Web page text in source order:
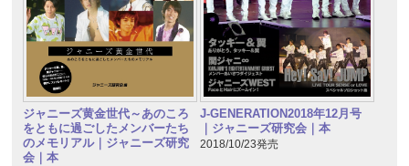
ジャニーズ黄金世代～あのころ
をともに過ごしたメンバーたち
のメモリアル｜ジャニーズ研究
会｜本
J-GENERATION2018年12月号
｜ジャニーズ研究会｜本
2018/10/23発売